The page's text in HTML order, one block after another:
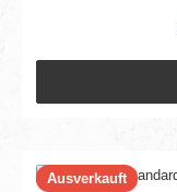
Ausverkauft